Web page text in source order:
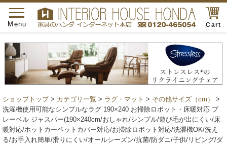
Cart
toggle
navigation
Menu
ショップトップ> カテゴリ一覧 > ラグ・マット > その他サイズ（cm）
>
洗濯機使用可能なシンプルなラグ 190×240 お掃除ロボット・床暖対応 プ
レーベル ジャスパー(190×240cm/おしゃれ/シンプル/遊び毛が出にくい/床
暖対応/ホットカーペットカバー対応/お掃除ロボット対応/洗濯機OK/洗え
る/お手入れ簡単/滑りにくい/オールシーズン/抗菌/防ダニ/子供/リビング/ダ